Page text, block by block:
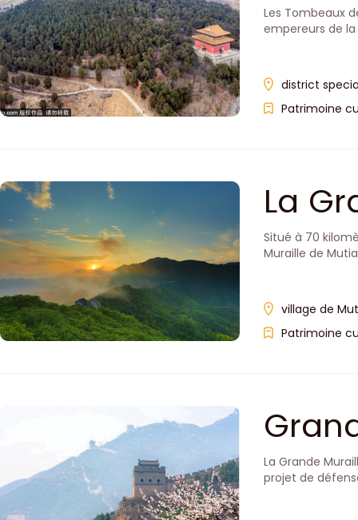
Les Tombeaux
empereurs de
district
Patrimoine
La
Situé à 70
Muraille de
village de
Patrimoine
La Grande
projet de